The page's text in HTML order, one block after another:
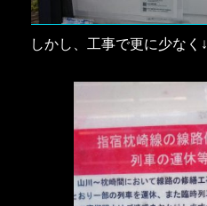
しかし、工事で更に少なく↓